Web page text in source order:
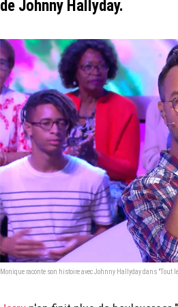
de Johnny Hallyday.
Monique raconte son histoire avec Johnny Hallyday dans "Tout